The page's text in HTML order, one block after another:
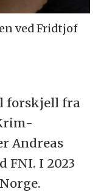
ved Fridtjof
forskjell fra
Andreas
FNI. I 2023